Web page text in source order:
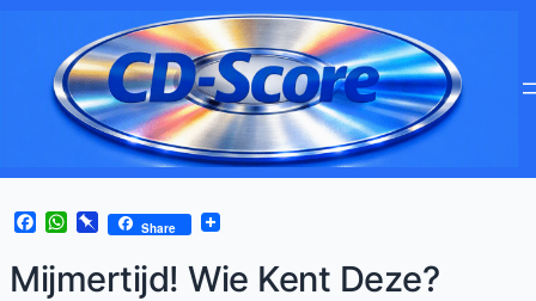
Facebook
WhatsApp
Pinboard
Share
Mijmertijd! Wie Kent Deze?